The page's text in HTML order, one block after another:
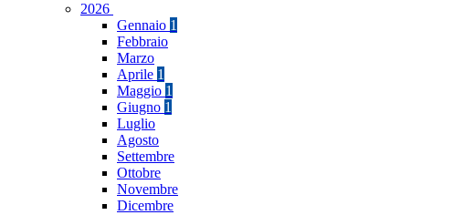
2026
Gennaio 1
Febbraio
Marzo
Aprile 1
Maggio 1
Giugno 1
Luglio
Agosto
Settembre
Ottobre
Novembre
Dicembre